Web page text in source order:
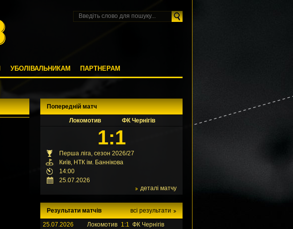
УБОЛІВАЛЬНИКАМ ПАРТНЕРАМ
Попередній матч
Локомотив
ФК Чернігів
1:1
Перша ліга, сезон 2026/27
Київ, НТК ім. Баннікова
14:00
25.07.2026
деталі матчу
всі результати
Результати матчів
25.07.2026
Локомотив 1:1 ФК Чернігів